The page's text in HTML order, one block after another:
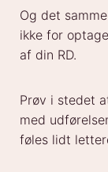
Og det
ikke for
af din RD.
Prøv i stedet
med
føles lidt